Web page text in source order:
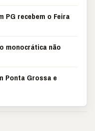
PG recebem o Feira
monocrática não
Ponta Grossa e